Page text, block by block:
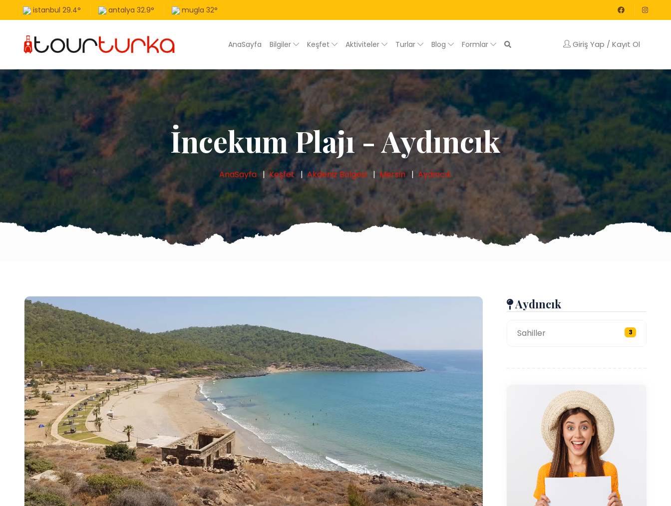
istanbul 29.4° antalya 32.9° mugla 32°
AnaSayfa Bilgiler Keşfet Aktiviteler Turlar Blog Formlar Giriş Yap / Kayıt Ol
İncekum Plajı - Aydıncık
AnaSayfa Keşfet Akdeniz Bölgesi Mersin Aydıncık
Aydıncık
Sahiller 3